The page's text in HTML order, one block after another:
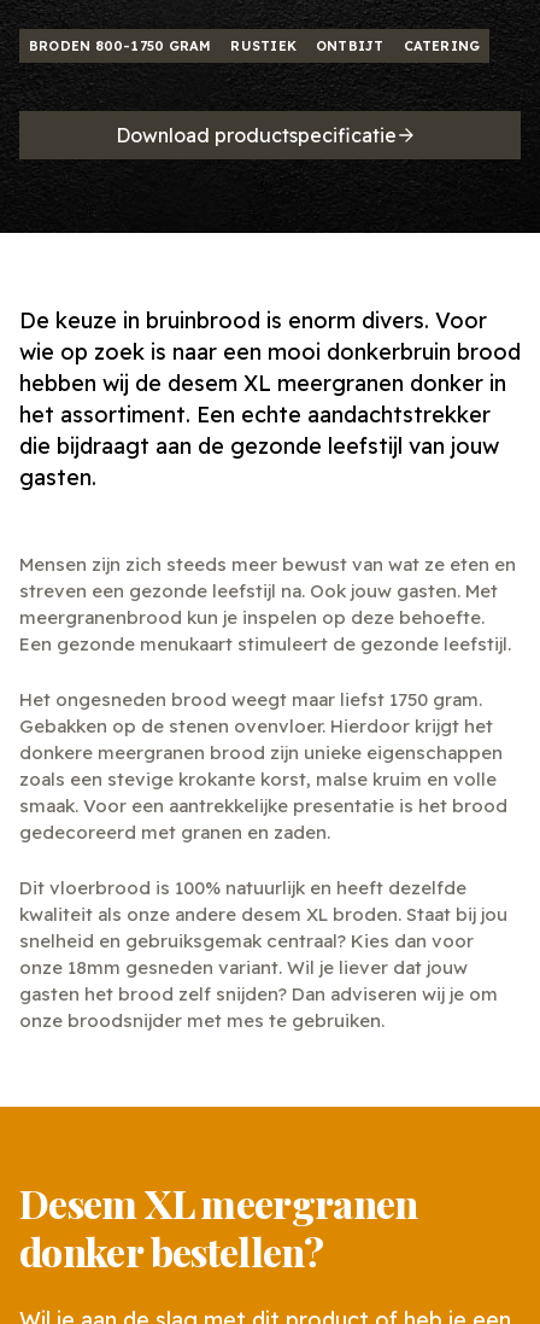
BRODEN 800-1750 GRAM RUSTIEK ONTBIJT CATERING
Download productspecificatie
De keuze in bruinbrood is enorm divers. Voor
wie op zoek is naar een mooi donkerbruin brood
hebben wij de desem XL meergranen donker in
het assortiment. Een echte aandachtstrekker
die bijdraagt aan de gezonde leefstijl van jouw
gasten.
Mensen zijn zich steeds meer bewust van wat ze eten en
streven een gezonde leefstijl na. Ook jouw gasten. Met
meergranenbrood kun je inspelen op deze behoefte.
Een gezonde menukaart stimuleert de gezonde leefstijl.
Het ongesneden brood weegt maar liefst 1750 gram.
Gebakken op de stenen ovenvloer. Hierdoor krijgt het
donkere meergranen brood zijn unieke eigenschappen
zoals een stevige krokante korst, malse kruim en volle
smaak. Voor een aantrekkelijke presentatie is het brood
gedecoreerd met granen en zaden.
Dit vloerbrood is 100% natuurlijk en heeft dezelfde
kwaliteit als onze andere desem XL broden. Staat bij jou
snelheid en gebruiksgemak centraal? Kies dan voor
onze 18mm gesneden variant. Wil je liever dat jouw
gasten het brood zelf snijden? Dan adviseren wij je om
onze broodsnijder met mes te gebruiken.
Desem XL meergranen
donker bestellen?